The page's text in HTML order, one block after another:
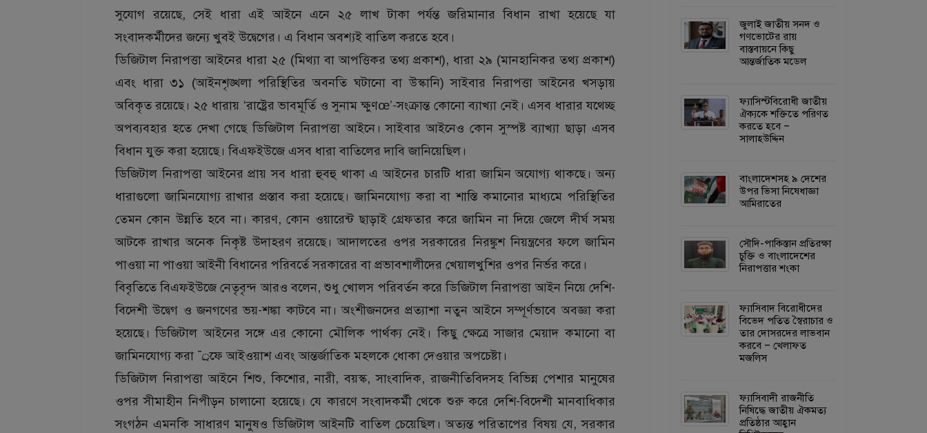
সুযোগ রয়েছে, সেই ধারা এই আইনে এনে ২৫ লাখ টাকা পর্যন্ত জরিমানার বিধান রাখা হয়েছে যা
সংবাদকর্মীদের জন্যে খুবই উদ্বেগের। এ বিধান অবশ্যই বাতিল করতে হবে।
ডিজিটাল নিরাপত্তা আইনের ধারা ২৫ (মিথ্যা বা আপত্তিকর তথ্য প্রকাশ), ধারা ২৯ (মানহানিকর তথ্য প্রকাশ)
এবং ধারা ৩১ (আইনশৃঙ্খলা পরিস্থিতির অবনতি ঘটানো বা উস্কানি) সাইবার নিরাপত্তা আইনের খসড়ায়
অবিকৃত রয়েছে। ২৫ ধারায় ‘রাষ্ট্রের ভাবমূর্তি ও সুনাম ক্ষুণœ’-সংক্রান্ত কোনো ব্যাখ্যা নেই। এসব ধারার যথেচ্ছ
অপব্যবহার হতে দেখা গেছে ডিজিটাল নিরাপত্তা আইনে। সাইবার আইনেও কোন সুস্পষ্ট ব্যাখ্যা ছাড়া এসব
বিধান যুক্ত করা হয়েছে। বিএফইউজে এসব ধারা বাতিলের দাবি জানিয়েছিল।
ডিজিটাল নিরাপত্তা আইনের প্রায় সব ধারা হুবহু থাকা এ আইনের চারটি ধারা জামিন অযোগ্য থাকছে। অন্য
ধারাগুলো জামিনযোগ্য রাখার প্রস্তাব করা হয়েছে। জামিনযোগ্য করা বা শাস্তি কমানোর মাধ্যমে পরিস্থিতির
তেমন কোন উন্নতি হবে না। কারণ, কোন ওয়ারেন্ট ছাড়াই গ্রেফতার করে জামিন না দিয়ে জেলে দীর্ঘ সময়
আটকে রাখার অনেক নিকৃষ্ট উদাহরণ রয়েছে। আদালতের ওপর সরকারের নিরঙ্কুশ নিয়ন্ত্রণের ফলে জামিন
পাওয়া না পাওয়া আইনী বিধানের পরিবর্তে সরকারের বা প্রভাবশালীদের খেয়ালখুশির ওপর নির্ভর করে।
বিবৃতিতে বিএফইউজে নেতৃবৃন্দ আরও বলেন, শুধু খোলস পরিবর্তন করে ডিজিটাল নিরাপত্তা আইন নিয়ে দেশি-
বিদেশী উদ্বেগ ও জনগণের ভয়-শঙ্কা কাটবে না। অংশীজনদের প্রত্যাশা নতুন আইনে সম্পূর্ণভাবে অবজ্ঞা করা
হয়েছে। ডিজিটাল আইনের সঙ্গে এর কোনো মৌলিক পার্থক্য নেই। কিছু ক্ষেত্রে সাজার মেয়াদ কমানো বা
জামিনযোগ্য করা ¯্রফে আইওয়াশ এবং আন্তর্জাতিক মহলকে ধোকা দেওয়ার অপচেষ্টা।
ডিজিটাল নিরাপত্তা আইনে শিশু, কিশোর, নারী, বয়স্ক, সাংবাদিক, রাজনীতিবিদসহ বিভিন্ন পেশার মানুষের
ওপর সীমাহীন নিপীড়ন চালানো হয়েছে। যে কারণে সংবাদকর্মী থেকে শুরু করে দেশি-বিদেশী মানবাধিকার
সংগঠন এমনকি সাধারণ মানুষও ডিজিটাল আইনটি বাতিল চেয়েছিল। অত্যন্ত পরিতাপের বিষয় যে, সরকার
জুলাই জাতীয় সনদ ও
গণভোটের রায়
বাস্তবায়নে কিছু
আন্তর্জাতিক মডেল
ফ্যাসিস্টবিরোধী জাতীয়
ঐক্যকে শক্তিতে পরিণত
করতে হবে –
সালাহউদ্দিন
বাংলাদেশসহ ৯ দেশের
উপর ভিসা নিষেধাজ্ঞা
আমিরাতের
সৌদি-পাকিস্তান প্রতিরক্ষা
চুক্তি ও বাংলাদেশের
নিরাপত্তার শংকা
ফ্যাসিবাদ বিরোধীদের
বিভেদ পতিত স্বৈরাচার ও
তার দোসরদের লাভবান
করবে – খেলাফত
মজলিস
ফ্যাসিবাদী রাজনীতি
নিষিদ্ধে জাতীয় ঐকমত্য
প্রতিষ্ঠার আহ্বান